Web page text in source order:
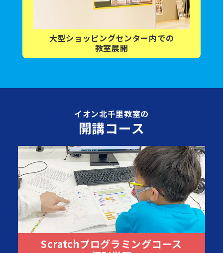
大型ショッピングセンター内での
教室展開
イオン北千里教室の
開講コース
Scratchプログラミングコース